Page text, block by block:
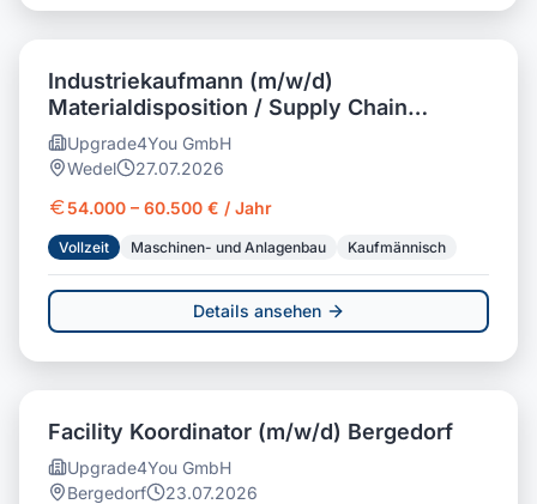
Industriekaufmann (m/w/d)
Materialdisposition / Supply Chain
Management
Upgrade4You GmbH
Wedel
27.07.2026
54.000 – 60.500 € / Jahr
Vollzeit Maschinen- und Anlagenbau Kaufmännisch
Details ansehen
Facility Koordinator (m/w/d) Bergedorf
Upgrade4You GmbH
Bergedorf
23.07.2026